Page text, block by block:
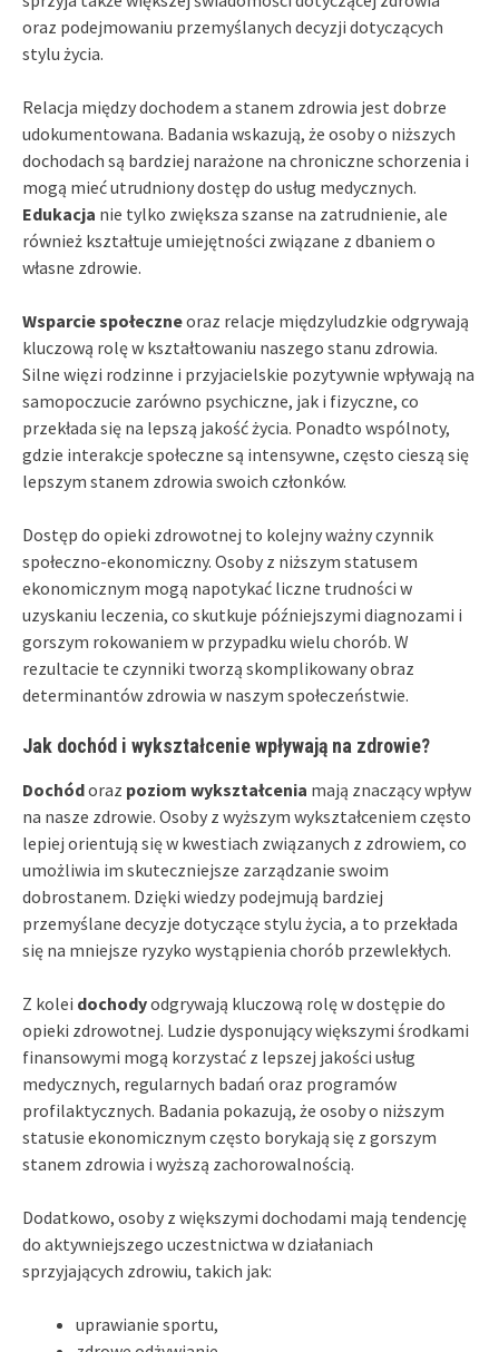
oraz podejmowaniu przemyślanych decyzji dotyczących
stylu życia.
Relacja między dochodem a stanem zdrowia jest dobrze
udokumentowana. Badania wskazują, że osoby o niższych
dochodach są bardziej narażone na chroniczne schorzenia i
mogą mieć utrudniony dostęp do usług medycznych.
Edukacja nie tylko zwiększa szanse na zatrudnienie, ale
również kształtuje umiejętności związane z dbaniem o
własne zdrowie.
Wsparcie społeczneoraz relacje międzyludzkie odgrywają
kluczową rolę w kształtowaniu naszego stanu zdrowia.
Silne więzi rodzinne i przyjacielskie pozytywnie wpływają na
samopoczucie zarówno psychiczne, jak i fizyczne, co
przekłada się na lepszą jakość życia. Ponadto wspólnoty,
gdzie interakcje społeczne są intensywne, często cieszą się
lepszym stanem zdrowia swoich członków.
Dostęp do opieki zdrowotnej to kolejny ważny czynnik
społeczno-ekonomiczny. Osoby z niższym statusem
ekonomicznym mogą napotykać liczne trudności w
uzyskaniu leczenia, co skutkuje późniejszymi diagnozami i
gorszym rokowaniem w przypadku wielu chorób. W
rezultacie te czynniki tworzą skomplikowany obraz
determinantów zdrowia w naszym społeczeństwie.
Jak dochód i wykształcenie wpływają na zdrowie?
Dochódoraz poziom wykształcenia mają znaczący wpływ
na nasze zdrowie. Osoby z wyższym wykształceniem często
lepiej orientują się w kwestiach związanych z zdrowiem, co
umożliwia im skuteczniejsze zarządzanie swoim
dobrostanem. Dzięki wiedzy podejmują bardziej
przemyślane decyzje dotyczące stylu życia, a to przekłada
się na mniejsze ryzyko wystąpienia chorób przewlekłych.
Z kolei dochodyodgrywają kluczową rolę w dostępie do
opieki zdrowotnej. Ludzie dysponujący większymi środkami
finansowymi mogą korzystać z lepszej jakości usług
medycznych, regularnych badań oraz programów
profilaktycznych. Badania pokazują, że osoby o niższym
statusie ekonomicznym często borykają się z gorszym
stanem zdrowia i wyższą zachorowalnością.
Dodatkowo, osoby z większymi dochodami mają tendencję
do aktywniejszego uczestnictwa w działaniach
sprzyjających zdrowiu, takich jak:
uprawianie sportu,